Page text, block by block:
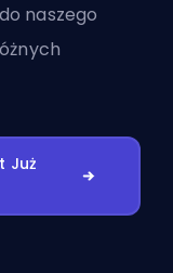
naszego
Już